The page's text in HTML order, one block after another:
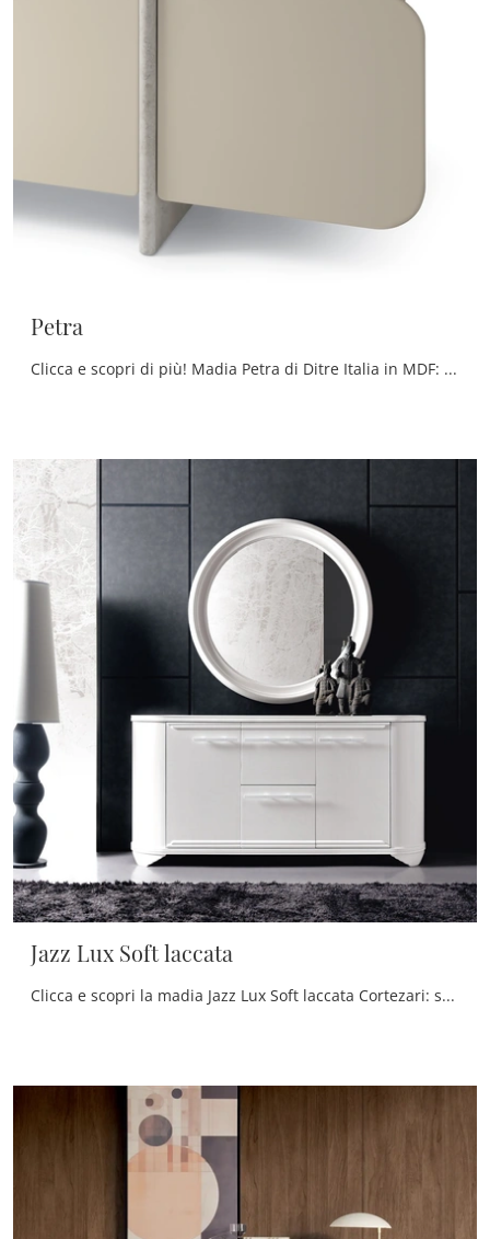
Petra
Clicca e scopri di più! Madia Petra di Ditre Italia in MDF: ti sta aspettando per impreziosire le tue stanze moderne.
Jazz Lux Soft laccata
Clicca e scopri la madia Jazz Lux Soft laccata Cortezari: se cerchi mobili in laccato opaco per stanze moderne, questa è la scelta ideale per te!